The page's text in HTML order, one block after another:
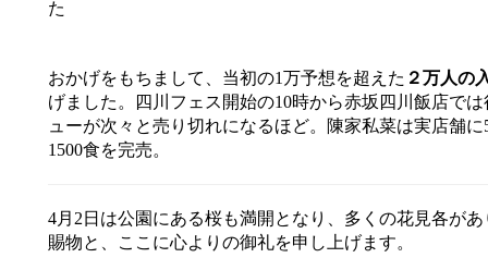
た
おかげをもちまして、当初の1万予想を超えた ２万人の
げました。四川フェス開始の10時から赤坂四川飯店で
ューが次々と売り切れになるほど。陳家私菜は実店舗
1500食を完売。
4月2日は公園にある桜も満開となり、多くの花見各が
賜物と、ここに心よりの御礼を申し上げます。